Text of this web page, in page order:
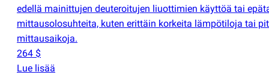
edellä mainittujen deuteroitujen liuottimien käyttöä tai
mittausolosuhteita, kuten erittäin korkeita lämpötiloja tai
mittausaikoja.
264 $
Lue lisää